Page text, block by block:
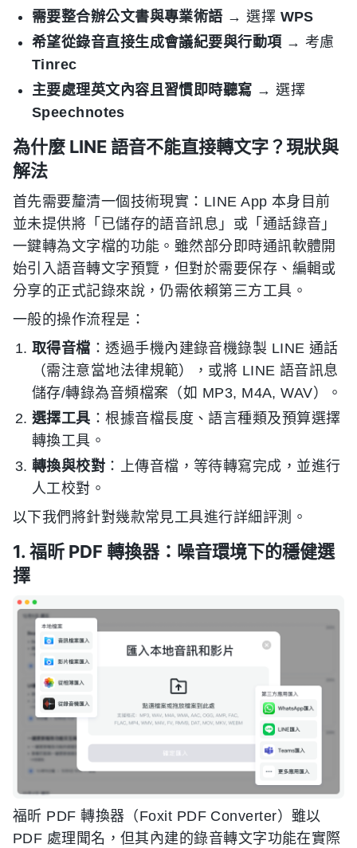
需要整合辦公文書與專業術語 → 選擇 WPS
希望從錄音直接生成會議紀要與行動項 → 考慮
Tinrec
主要處理英文內容且習慣即時聽寫 → 選擇
Speechnotes
為什麼 LINE 語音不能直接轉文字？現狀與
解法
首先需要釐清一個技術現實：LINE App 本身目前
並未提供將「已儲存的語音訊息」或「通話錄音」
一鍵轉為文字檔的功能。雖然部分即時通訊軟體開
始引入語音轉文字預覽，但對於需要保存、編輯或
分享的正式記錄來說，仍需依賴第三方工具。
一般的操作流程是：
取得音檔 ：透過手機內建錄音機錄製 LINE 通話
（需注意當地法律規範），或將 LINE 語音訊息
儲存/轉錄為音頻檔案（如 MP3, M4A, WAV）。
選擇工具 ：根據音檔長度、語言種類及預算選擇
轉換工具。
轉換與校對 ：上傳音檔，等待轉寫完成，並進行
人工校對。
以下我們將針對幾款常見工具進行詳細評測。
1. 福昕 PDF 轉換器：噪音環境下的穩健選
擇
福昕 PDF 轉換器（Foxit PDF Converter）雖以
PDF 處理聞名，但其內建的錄音轉文字功能在實際